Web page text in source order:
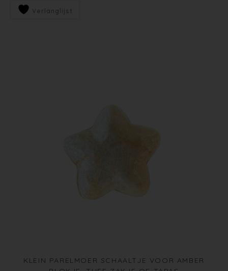
Verlanglijst
KLEIN PARELMOER SCHAALTJE VOOR AMBER